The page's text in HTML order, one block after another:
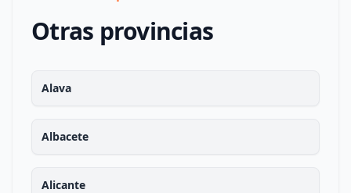
Otras provincias
Alava
Albacete
Alicante